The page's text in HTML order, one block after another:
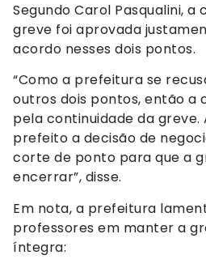
Segundo Carol Pasqualini, a
greve foi aprovada
acordo nesses dois pontos.
“Como a prefeitura se
outros dois pontos, então a
pela continuidade da
prefeito a decisão de
corte de ponto para que a
encerrar”, disse.
Em nota, a prefeitura
professores em manter a
íntegra: